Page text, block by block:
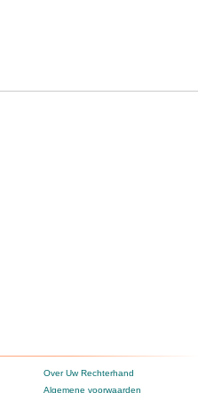
Over Uw Rechterhand
Algemene voorwaarden